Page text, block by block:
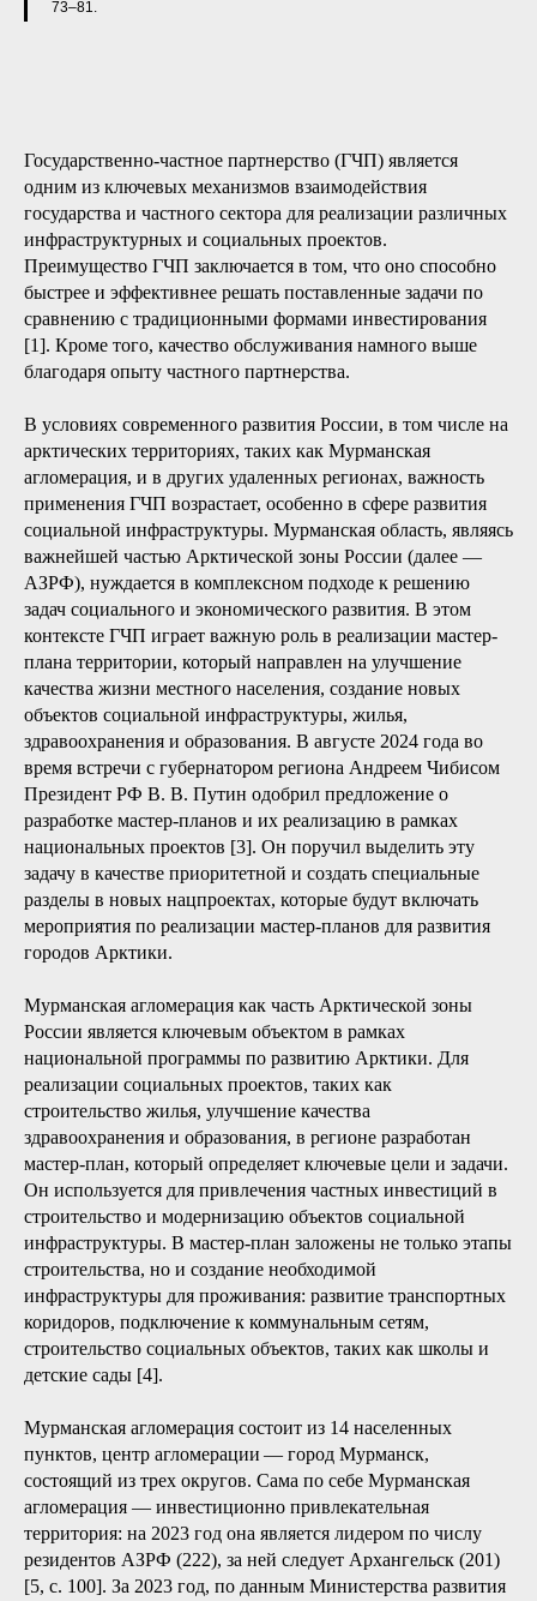
73–81.
Государственно-частное партнерство (ГЧП) является
одним из ключевых механизмов взаимодействия
государства и частного сектора для реализации различных
инфраструктурных и социальных проектов.
Преимущество ГЧП заключается в том, что оно способно
быстрее и эффективнее решать поставленные задачи по
сравнению с традиционными формами инвестирования
[1]. Кроме того, качество обслуживания намного выше
благодаря опыту частного партнерства.
В условиях современного развития России, в том числе на
арктических территориях, таких как Мурманская
агломерация, и в других удаленных регионах, важность
применения ГЧП возрастает, особенно в сфере развития
социальной инфраструктуры. Мурманская область, являясь
важнейшей частью Арктической зоны России (далее —
АЗРФ), нуждается в комплексном подходе к решению
задач социального и экономического развития. В этом
контексте ГЧП играет важную роль в реализации мастер-
плана территории, который направлен на улучшение
качества жизни местного населения, создание новых
объектов социальной инфраструктуры, жилья,
здравоохранения и образования. В августе 2024 года во
время встречи с губернатором региона Андреем Чибисом
Президент РФ В. В. Путин одобрил предложение о
разработке мастер-планов и их реализацию в рамках
национальных проектов [3]. Он поручил выделить эту
задачу в качестве приоритетной и создать специальные
разделы в новых нацпроектах, которые будут включать
мероприятия по реализации мастер-планов для развития
городов Арктики.
Мурманская агломерация как часть Арктической зоны
России является ключевым объектом в рамках
национальной программы по развитию Арктики. Для
реализации социальных проектов, таких как
строительство жилья, улучшение качества
здравоохранения и образования, в регионе разработан
мастер-план, который определяет ключевые цели и задачи.
Он используется для привлечения частных инвестиций в
строительство и модернизацию объектов социальной
инфраструктуры. В мастер-план заложены не только этапы
строительства, но и создание необходимой
инфраструктуры для проживания: развитие транспортных
коридоров, подключение к коммунальным сетям,
строительство социальных объектов, таких как школы и
детские сады [4].
Мурманская агломерация состоит из 14 населенных
пунктов, центр агломерации — город Мурманск,
состоящий из трех округов. Сама по себе Мурманская
агломерация — инвестиционно привлекательная
территория: на 2023 год она является лидером по числу
резидентов АЗРФ (222), за ней следует Архангельск (201)
[5, с. 100]. За 2023 год, по данным Министерства развития